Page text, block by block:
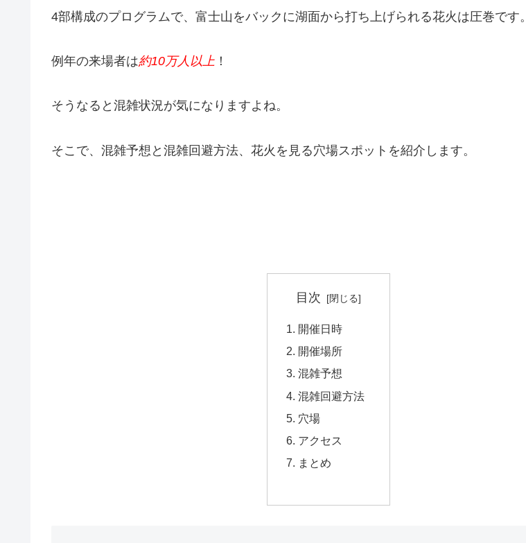
4部構成のプログラムで、富士山をバックに湖面から打ち上げられる花火は圧巻です。
例年の来場者は約10万人以上 ！
そうなると混雑状況が気になりますよね。
そこで、混雑予想と混雑回避方法、花火を見る穴場スポットを紹介します。
目次
開催日時
開催場所
混雑予想
混雑回避方法
穴場
アクセス
まとめ